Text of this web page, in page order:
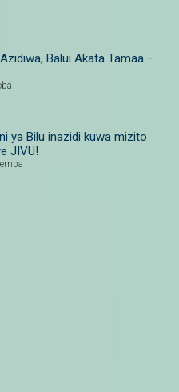
Balui Akata Tamaa –
ya Bilu inazidi kuwa mizito
JIVU!